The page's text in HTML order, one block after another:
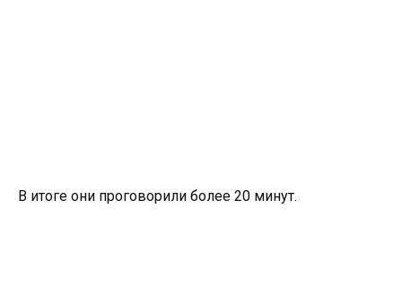
В итоге они проговорили более 20 минут.